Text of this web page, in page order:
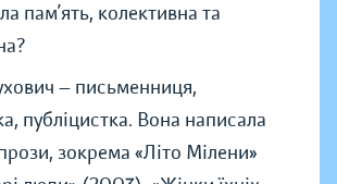
пам’ять, колективна та
— письменниця,
публіцистка. Вона написала
зокрема «Літо Мілени»